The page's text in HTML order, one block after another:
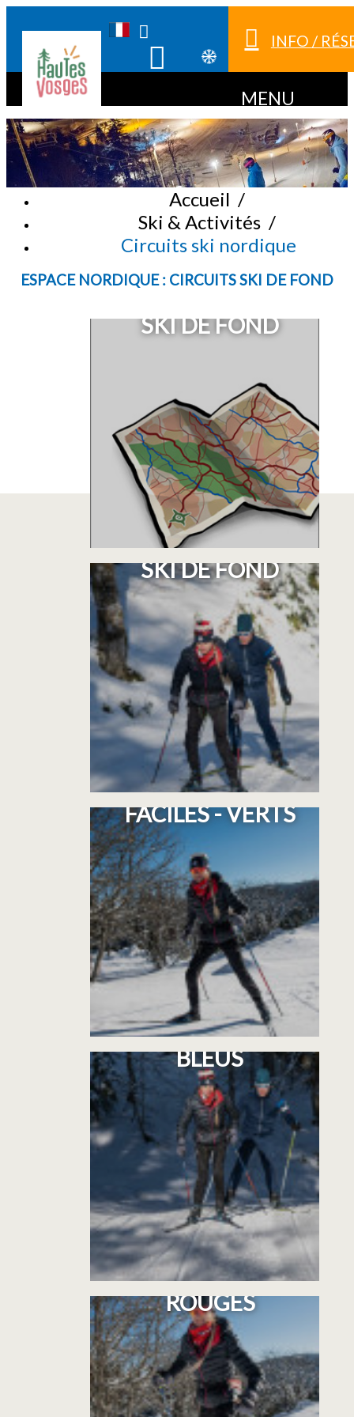
INFO /
MENU
Accueil /
Ski & Activités /
Circuits ski nordique
ESPACE NORDIQUE : CIRCUITS SKI DE FOND
PLANS DES PISTES DE
SKI DE FOND
TOUS LES CIRCUITS À
SKI DE FOND
CIRCUITS TRÈS
FACILES - VERTS
CIRCUITS FACILES -
BLEUS
CIRCUITS DIFFICILES -
ROUGES